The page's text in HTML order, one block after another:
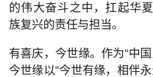
的伟大奋斗之中，扛起华
族复兴的责任与担当。
有喜庆，今世缘。作为“中国
今世缘以“今世有缘，相伴